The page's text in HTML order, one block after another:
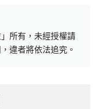
所有，未經授權請
違者將依法追究。